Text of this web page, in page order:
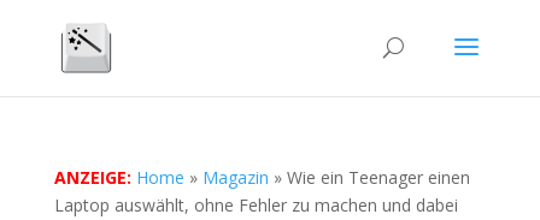
ANZEIGE: Home » Magazin » Wie ein Teenager einen
Laptop auswählt, ohne Fehler zu machen und dabei